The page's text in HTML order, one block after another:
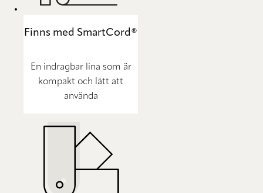
Finns med SmartCord®
En indragbar lina som är
kompakt och lätt att
använda